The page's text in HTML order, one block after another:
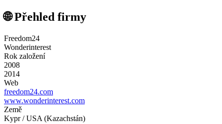
🌐 Přehled firmy
Freedom24
Wonderinterest
Rok založení
2008
2014
Web
freedom24.com
www.wonderinterest.com
Země
Kypr / USA (Kazachstán)